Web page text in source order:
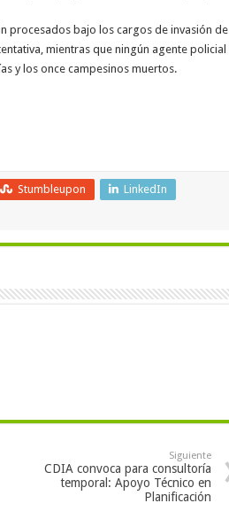
procesados bajo los cargos de invasión de
mientras que ningún agente policial
y los once campesinos muertos.
Stumbleupon
LinkedIn
Siguiente
CDIA convoca para consultoría
temporal: Apoyo Técnico en
Planificación